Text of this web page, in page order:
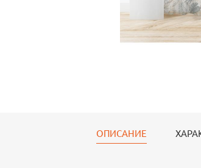
Тюль Тюль-лен
Тюль
150*270 см
ОПИСАНИЕ